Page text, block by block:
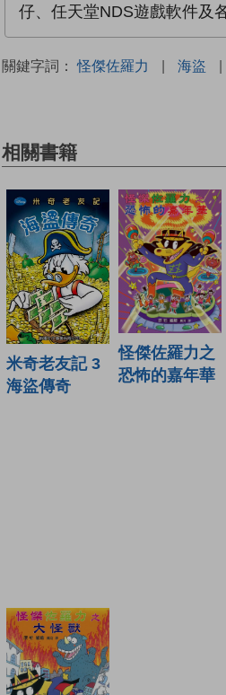
仔、任天堂NDS遊戲軟件及
關鍵字詞：怪傑佐羅力 | 海盜 |
相關書籍
米奇老友記 3
海盜傳奇
怪傑佐羅力之
恐怖的嘉年華